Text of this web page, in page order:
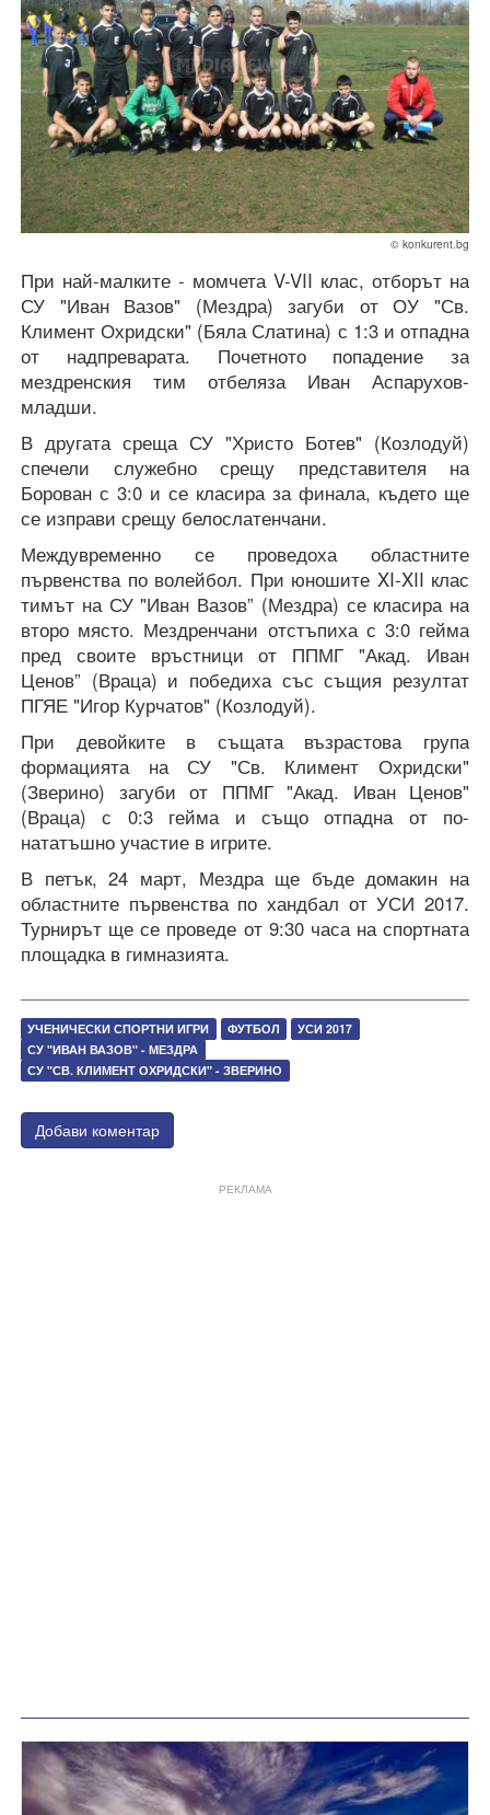
© konkurent.bg
При най-малките - момчета V-VII клас, отборът на
СУ "Иван Вазов" (Мездра) загуби от ОУ "Св.
Климент Охридски" (Бяла Слатина) с 1:3 и отпадна
от надпреварата. Почетното попадение за
мездренския тим отбеляза Иван Аспарухов-
младши.
В другата среща СУ "Христо Ботев" (Козлодуй)
спечели служебно срещу представителя на
Борован с 3:0 и се класира за финала, където ще
се изправи срещу белослатенчани.
Междувременно се проведоха областните
първенства по волейбол. При юношите XI-XII клас
тимът на СУ "Иван Вазов” (Мездра) се класира на
второ място. Мездренчани отстъпиха с 3:0 гейма
пред своите връстници от ППМГ "Акад. Иван
Ценов” (Враца) и победиха със същия резултат
ПГЯЕ "Игор Курчатов" (Козлодуй).
При девойките в същата възрастова група
формацията на СУ "Св. Климент Охридски"
(Зверино) загуби от ППМГ "Акад. Иван Ценов"
(Враца) с 0:3 гейма и също отпадна от по-
нататъшно участие в игрите.
В петък, 24 март, Мездра ще бъде домакин на
областните първенства по хандбал от УСИ 2017.
Турнирът ще се проведе от 9:30 часа на спортната
площадка в гимназията.
УЧЕНИЧЕСКИ СПОРТНИ ИГРИ ФУТБОЛ
УСИ 2017
СУ "ИВАН ВАЗОВ" - МЕЗДРА
СУ "СВ. КЛИМЕНТ ОХРИДСКИ" - ЗВЕРИНО
Добави коментар
РЕКЛАМА